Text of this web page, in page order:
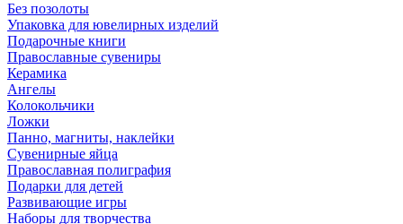
Без позолоты
Упаковка для ювелирных изделий
Подарочные книги
Православные сувениры
Керамика
Ангелы
Колокольчики
Ложки
Панно, магниты, наклейки
Сувенирные яйца
Православная полиграфия
Подарки для детей
Развивающие игры
Наборы для творчества